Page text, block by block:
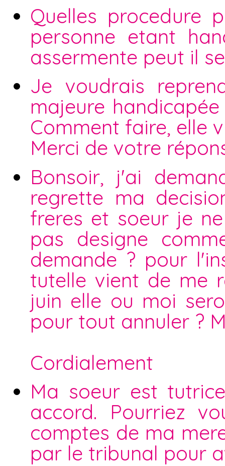
Quelles procedure
personne etant
assermente peut il
Je voudrais
majeure
Comment faire, elle
Merci de votre
Bonsoir, j'ai
regrette ma
freres et soeur je
pas designe
demande ? pour
tutelle vient de me
juin elle ou moi
pour tout annuler ?
Cordialement
Ma soeur est
accord. Pourriez
comptes de ma
par le tribunal pour